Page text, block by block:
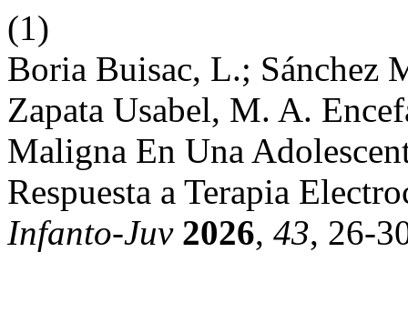
(1)
Boria Buisac, L.; Sánchez
Zapata Usabel, M. A.
Maligna En Una
Respuesta a Terapia
Infanto-Juv 2026, 43, 26-